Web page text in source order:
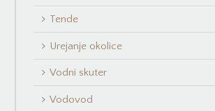
Tende
Urejanje okolice
Vodni skuter
Vodovod